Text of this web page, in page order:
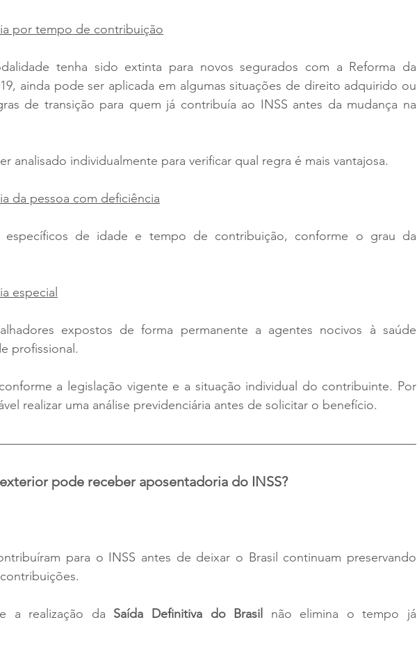
por tempo de contribuição
tenha sido extinta para novos segurados com a Reforma da
ainda pode ser aplicada em algumas situações de direito adquirido ou
de transição para quem já contribuía ao INSS antes da mudança na
analisado individualmente para verificar qual regra é mais vantajosa.
da pessoa com deficiência
específicos de idade e tempo de contribuição, conforme o grau da
especial
expostos de forma permanente a agentes nocivos à saúde
profissional.
a legislação vigente e a situação individual do contribuinte. Por
realizar uma análise previdenciária antes de solicitar o benefício.
pode receber aposentadoria do INSS?
para o INSS antes de deixar o Brasil continuam preservando
a realização da Saída Definitiva do Brasil
não elimina o tempo já